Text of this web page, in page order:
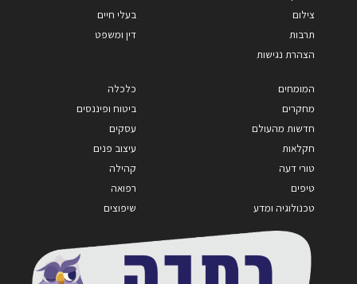
צילום
תרבות
הצהרת נגישות
בעלי חיים
דין ומשפט
המומחים
מחקרים
חדשות מהעולם
חקלאות
טורי דעה
טיפים
טכנולוגיה ומדע
כלכלה
ביטוח ופיננסים
עסקים
עיצוב פנים
קהילה
רפואה
שיפוצים